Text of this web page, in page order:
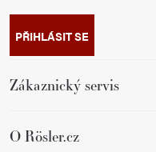
PŘIHLÁSIT SE
Zákaznický servis
O Rösler.cz